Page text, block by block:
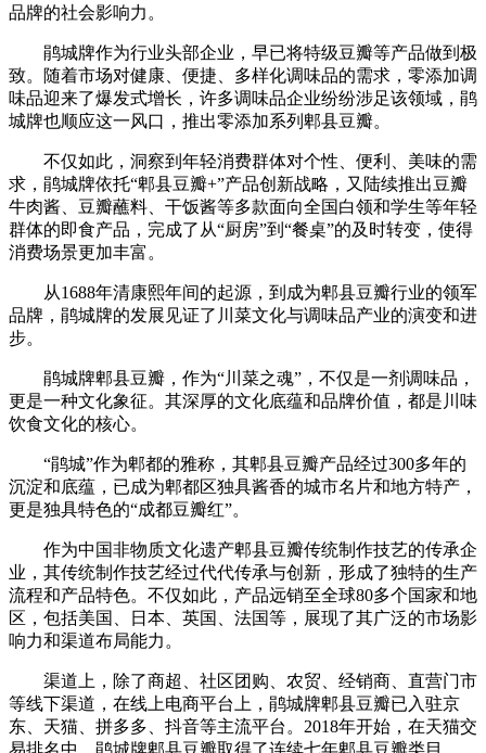
品牌的社会影响力。
鹃城牌作为行业头部企业，早已将特级豆瓣等产品做到极
致。随着市场对健康、便捷、多样化调味品的需求，零添加调
味品迎来了爆发式增长，许多调味品企业纷纷涉足该领域，鹃
城牌也顺应这一风口，推出零添加系列郫县豆瓣。
不仅如此，洞察到年轻消费群体对个性、便利、美味的需
求，鹃城牌依托“郫县豆瓣+”产品创新战略，又陆续推出豆瓣
牛肉酱、豆瓣蘸料、干饭酱等多款面向全国白领和学生等年轻
群体的即食产品，完成了从“厨房”到“餐桌”的及时转变，使得
消费场景更加丰富。
从1688年清康熙年间的起源，到成为郫县豆瓣行业的领军
品牌，鹃城牌的发展见证了川菜文化与调味品产业的演变和进
步。
鹃城牌郫县豆瓣，作为“川菜之魂”，不仅是一剂调味品，
更是一种文化象征。其深厚的文化底蕴和品牌价值，都是川味
饮食文化的核心。
“鹃城”作为郫都的雅称，其郫县豆瓣产品经过300多年的
沉淀和底蕴，已成为郫都区独具酱香的城市名片和地方特产，
更是独具特色的“成都豆瓣红”。
作为中国非物质文化遗产郫县豆瓣传统制作技艺的传承企
业，其传统制作技艺经过代代传承与创新，形成了独特的生产
流程和产品特色。不仅如此，产品远销至全球80多个国家和地
区，包括美国、日本、英国、法国等，展现了其广泛的市场影
响力和渠道布局能力。
渠道上，除了商超、社区团购、农贸、经销商、直营门市
等线下渠道，在线上电商平台上，鹃城牌郫县豆瓣已入驻京
东、天猫、拼多多、抖音等主流平台。2018年开始，在天猫交
易排名中，鹃城牌郫县豆瓣取得了连续七年郫县豆瓣类目